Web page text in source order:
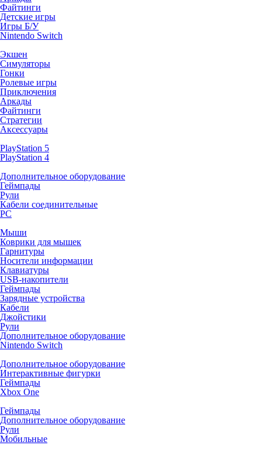
Файтинги
Детские игры
Игры Б/У
Nintendo Switch
Экшен
Симуляторы
Гонки
Ролевые игры
Приключения
Аркады
Файтинги
Стратегии
Аксессуары
PlayStation 5
PlayStation 4
Дополнительное оборудование
Геймпады
Рули
Кабели соединительные
PC
Мыши
Коврики для мышек
Гарнитуры
Носители информации
Клавиатуры
USB-накопители
Геймпады
Зарядные устройства
Кабели
Джойстики
Рули
Дополнительное оборудование
Nintendo Switch
Дополнительное оборудование
Интерактивные фигурки
Геймпады
Xbox One
Геймпады
Дополнительное оборудование
Рули
Мобильные